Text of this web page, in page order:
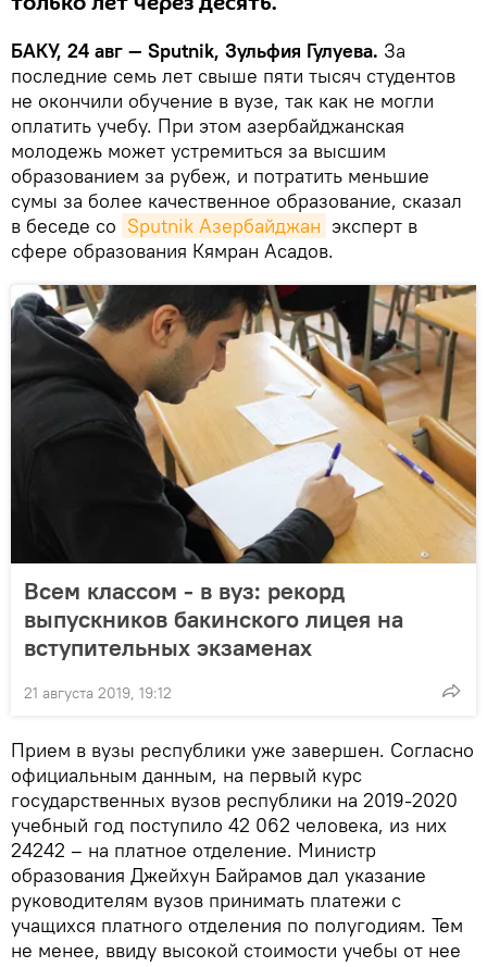
БАКУ, 24 авг — Sputnik, Зульфия Гулуева. За
последние семь лет свыше пяти тысяч студентов
не окончили обучение в вузе, так как не могли
оплатить учебу. При этом азербайджанская
молодежь может устремиться за высшим
образованием за рубеж, и потратить меньшие
сумы за более качественное образование, сказал
в беседе со Sputnik Азербайджан эксперт в
сфере образования Кямран Асадов.
Всем классом - в вуз: рекорд
выпускников бакинского лицея на
вступительных экзаменах
21 августа 2019, 19:12
Прием в вузы республики уже завершен. Согласно
официальным данным, на первый курс
государственных вузов республики на 2019-2020
учебный год поступило 42 062 человека, из них
24242 – на платное отделение. Министр
образования Джейхун Байрамов дал указание
руководителям вузов принимать платежи с
учащихся платного отделения по полугодиям. Тем
не менее, ввиду высокой стоимости учебы от нее